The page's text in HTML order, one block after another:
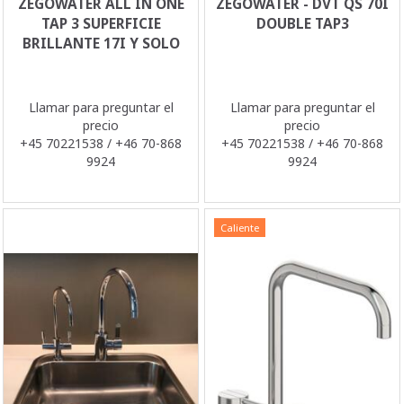
ZEGOWATER ALL IN ONE
TAP 3 SUPERFICIE
BRILLANTE 17I Y SOLO
Llamar para preguntar el
precio
+45 70221538 / +46 70-868
9924
ZEGOWATER - DVT QS 70I
DOUBLE TAP3
Llamar para preguntar el
precio
+45 70221538 / +46 70-868
9924
Caliente